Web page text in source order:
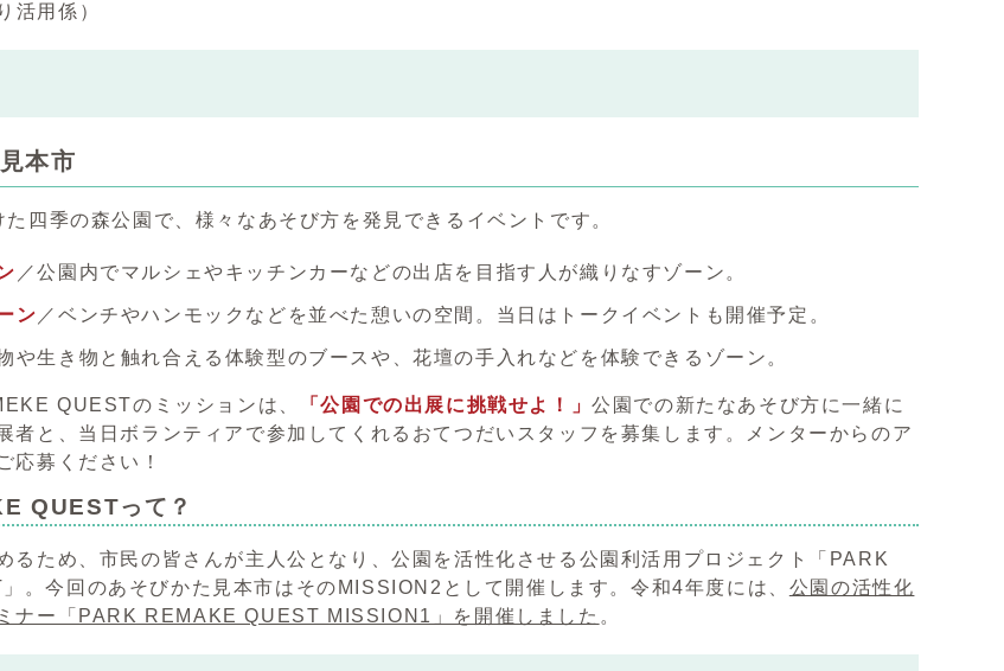
活用係）
本市
四季の森公園で、様々なあそび方を発見できるイベントです。
／公園内でマルシェやキッチンカーなどの出店を目指す人が織りなすゾーン。
ン ／ベンチやハンモックなどを並べた憩いの空間。当日はトークイベントも開催予定。
や生き物と触れ合える体験型のブースや、花壇の手入れなどを体験できるゾーン。
QUESTのミッションは、 「公園での出展に挑戦せよ！」公園での新たなあそび方に一緒に
者と、当日ボランティアで参加してくれるおてつだいスタッフを募集します。メンターからのア
応募ください！
QUESTって？
るため、市民の皆さんが主人公となり、公園を活性化させる公園利活用プロジェクト「PARK
。今回のあそびかた見本市はそのMISSION2として開催します。令和4年度には、 公園の活性化
ナー「PARK REMAKE QUEST MISSION1」を開催しました 。